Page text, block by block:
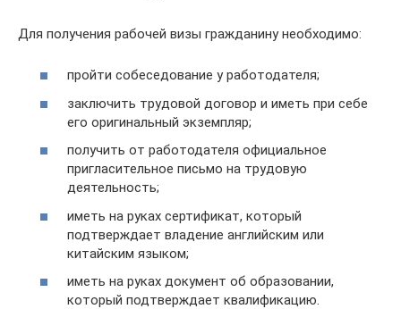
Для получения рабочей визы гражданину необходимо:
пройти собеседование у работодателя;
заключить трудовой договор и иметь при себе
его оригинальный экземпляр;
получить от работодателя официальное
пригласительное письмо на трудовую
деятельность;
иметь на руках сертификат, который
подтверждает владение английским или
китайским языком;
иметь на руках документ об образовании,
который подтверждает квалификацию.